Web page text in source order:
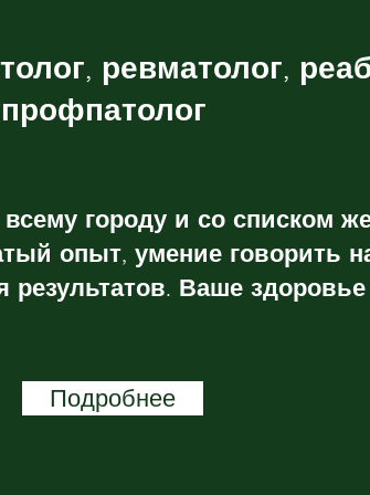
ревматолог,
профпатолог
городу и со списком
опыт, умение говорить
Ваше
Подробнее